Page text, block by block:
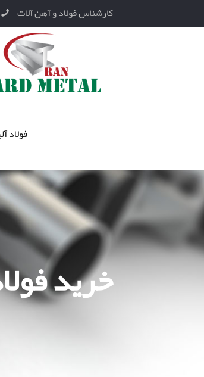
کارشناس فولاد و آهن آلات
فولاد
خرید